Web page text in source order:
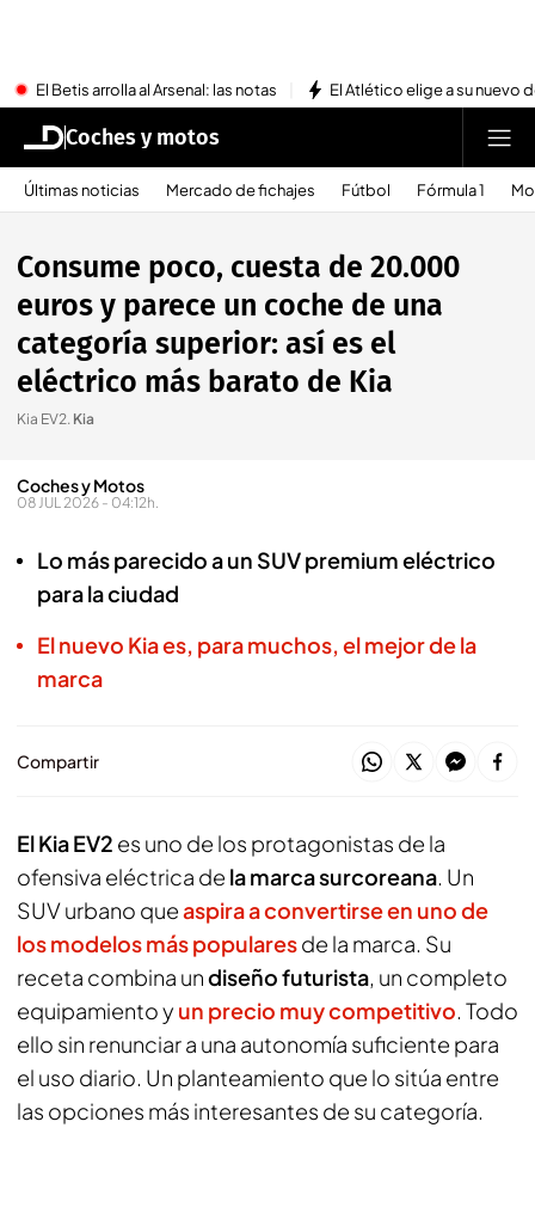
El Betis arrolla al Arsenal: las notas El Atlético elige a su nuevo
Coches y motos
Últimas noticias Mercado de fichajes Fútbol Fórmula 1
Consume poco, cuesta de 20.000
euros y parece un coche de una
categoría superior: así es el
eléctrico más barato de Kia
Kia EV2. Kia
Coches y Motos
08 JUL 2026 - 04:12h.
Lo más parecido a un SUV premium eléctrico
para la ciudad
El nuevo Kia es, para muchos, el mejor de la
marca
Compartir
El Kia EV2 es uno de los protagonistas de la
ofensiva eléctrica de la marca surcoreana. Un
SUV urbano queaspira a convertirse en uno de
los modelos más popularesde la marca. Su
receta combina undiseño futurista, un completo
equipamiento y un precio muy competitivo. Todo
ello sin renunciar a una autonomía suficiente para
el uso diario. Un planteamiento que lo sitúa entre
las opciones más interesantes de su categoría.